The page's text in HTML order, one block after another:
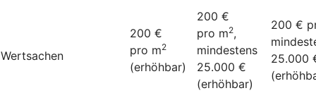
Wertsachen
200 €
pro m2
(erhöhbar)
200 €
pro m2,
mindestens
25.000 €
(erhöhbar)
200 €
25.000